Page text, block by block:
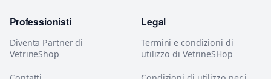
Professionisti
Diventa Partner di
VetrineShop
Legal
Termini e condizioni di
utilizzo di VetrineSHop